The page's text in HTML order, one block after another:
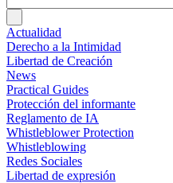
Actualidad
Derecho a la Intimidad
Libertad de Creación
News
Practical Guides
Protección del informante
Reglamento de IA
Whistleblower Protection
Whistleblowing
Redes Sociales
Libertad de expresión